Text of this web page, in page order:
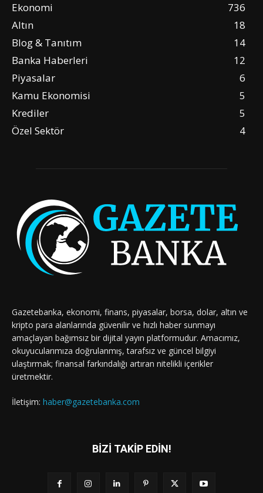
Ekonomi
736
Altın
18
Blog & Tanıtım
14
Banka Haberleri
12
Piyasalar
6
Kamu Ekonomisi
5
Krediler
5
Özel Sektör
4
Gazetebanka, ekonomi, finans, piyasalar, borsa, dolar, altın ve
kripto para alanlarında güvenilir ve hızlı haber sunmayı
amaçlayan bağımsız bir dijital yayın platformudur. Amacımız,
okuyucularımıza doğrulanmış, tarafsız ve güncel bilgiyi
ulaştırmak; finansal farkındalığı artıran nitelikli içerikler
üretmektir.
İletişim: haber@gazetebanka.com
BİZİ TAKİP EDİN!